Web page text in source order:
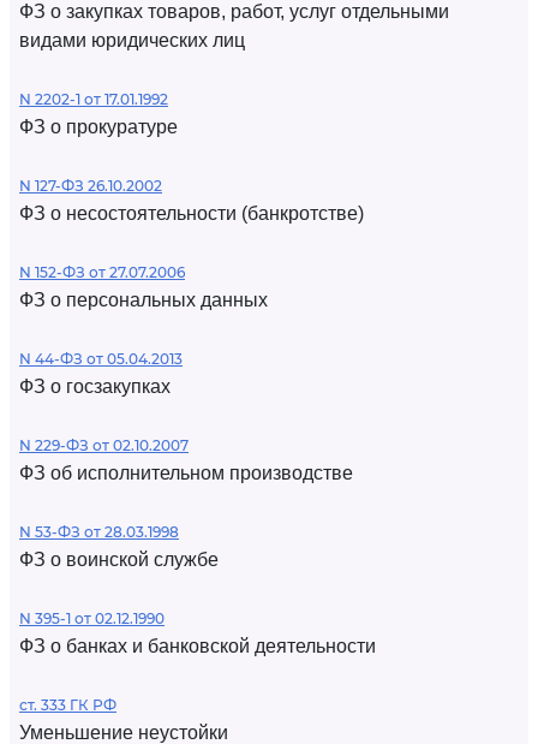
ФЗ о закупках товаров, работ, услуг отдельными
видами юридических лиц
N 2202-1 от 17.01.1992
ФЗ о прокуратуре
N 127-ФЗ 26.10.2002
ФЗ о несостоятельности (банкротстве)
N 152-ФЗ от 27.07.2006
ФЗ о персональных данных
N 44-ФЗ от 05.04.2013
ФЗ о госзакупках
N 229-ФЗ от 02.10.2007
ФЗ об исполнительном производстве
N 53-ФЗ от 28.03.1998
ФЗ о воинской службе
N 395-1 от 02.12.1990
ФЗ о банках и банковской деятельности
ст. 333 ГК РФ
Уменьшение неустойки